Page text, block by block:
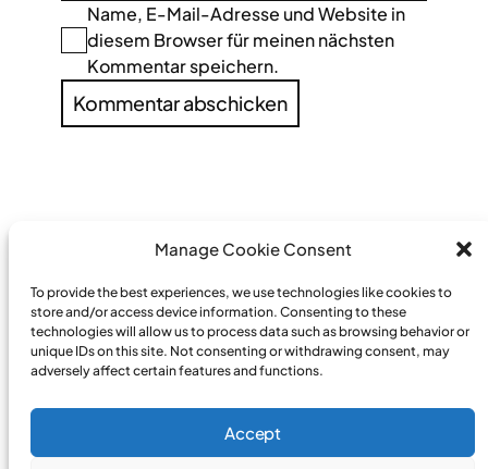
Manage Cookie Consent
To provide the best experiences, we use technologies like cookies to
store and/or access device information. Consenting to these
technologies will allow us to process data such as browsing behavior or
unique IDs on this site. Not consenting or withdrawing consent, may
adversely affect certain features and functions.
Accept
Name, E-Mail-Adresse und Website in
diesem Browser für meinen nächsten
Kommentar speichern.
PREVIOUS
NEXT
→